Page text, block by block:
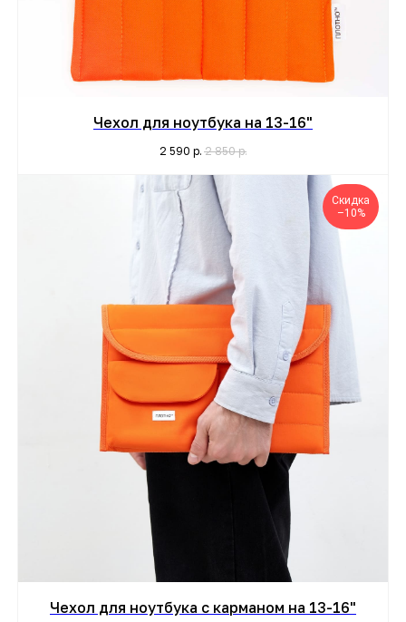
Чехол для ноутбука на 13-16"
2 590 р. 2 850 р.
Скидка
–10%
Чехол для ноутбука с карманом на 13-16"